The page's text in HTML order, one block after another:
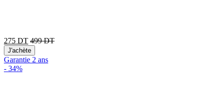
275 DT 499DT
J'achète
Garantie 2 ans
- 34%